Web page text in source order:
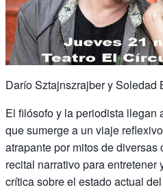
Darío Sztajnszrajber y Soledad
El filósofo y la periodista llegan
que sumerge a un viaje
atrapante por mitos de
recital narrativo para entretener
crítica sobre el estado actual